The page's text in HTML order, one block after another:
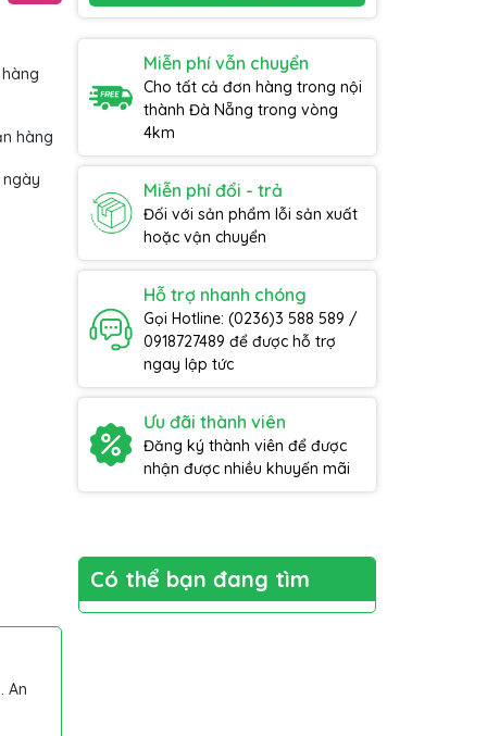
hàng
Miễn phí vẫn chuyển
Cho tất cả đơn hàng trong nội
thành Đà Nẵng trong vòng
4km
Miễn phí đổi - trả
Đối với sản phẩm lỗi sản xuất
hoặc vận chuyển
Hỗ trợ nhanh chóng
Gọi Hotline: (0236)3 588 589 /
0918727489 để được hỗ trợ
ngay lập tức
Ưu đãi thành viên
Đăng ký thành viên để được
nhận được nhiều khuyến mãi
An
Có thể bạn đang tìm